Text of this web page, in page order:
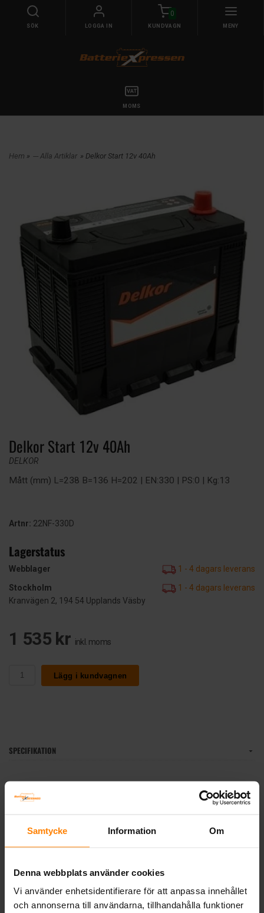
Samtycke Information Om
Denna webbplats använder cookies
Vi använder enhetsidentifierare för att anpassa innehållet
och annonserna till användarna, tillhandahålla funktioner
SÖK LOGGA IN
0
KUNDVAGN MENY
MOMS
Hem » --- Alla Artiklar » Delkor Start 12v 40Ah
Delkor Start 12v 40Ah
DELKOR
Mått (mm) L=238 B=136 H=202 | EN:330 | PS:0 | Kg:13
Artnr: 22NF-330D
Lagerstatus
Webblager
1 - 4 dagars leverans
Stockholm
1 - 4 dagars leverans
Kranvägen 2, 194 54 Upplands Väsby
1 535 kr inkl. moms
Lägg i kundvagnen
SPECIFIKATION
Delkor Start 12v 40Ah
Artikelnummer:
22NF-330D
Vikt:13 kg
Volt:12
Teknologi:VÄTSKEFYLLT
Artikelgrupp:START BIL